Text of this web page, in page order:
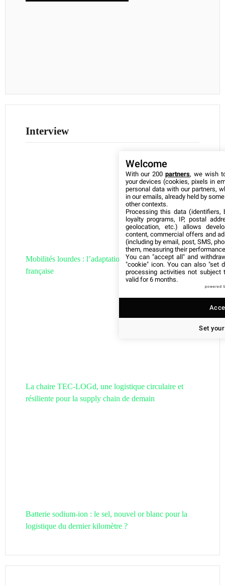
Interview
Mobilités lourdes : l’adaptation de la filière hydrogène
française
La chaire TEC-LOGd, une logistique circulaire et
résiliente pour la supply chain de demain
Batterie sodium-ion : le sel, nouvel or blanc pour la
logistique du dernier kilomètre ?
Welcome
With our 200partners, we wish
your devices (cookies, pixels in
personal data with our partners,
in our emails, already held by
other contexts.
Processing this data (identifiers,
loyalty programs, IP, postal
geolocation, etc.) allows
content, commercial offers and
(including by email, post, SMS,
them, measuring their
You can "accept all" and
"cookie" icon. You can also "set
processing activities not subject
valid for 6 months.
powered
Set